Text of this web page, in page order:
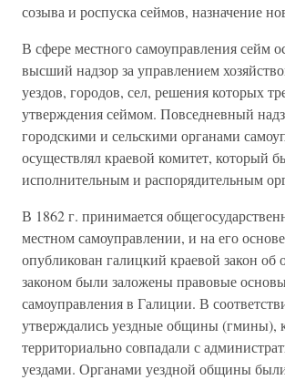
созыва и роспуска сеймов, назначение
В сфере местного самоуправления сейм
высший надзор за управлением
уездов, городов, сел, решения которых
утверждения сеймом. Повседневный
городскими и сельскими органами
осуществлял краевой комитет, который
исполнительным и распорядительным
В 1862 г. принимается
местном самоуправлении, и на его
опубликован галицкий краевой закон
законом были заложены правовые
самоуправления в Галиции. В
утверждались уездные общины (гмины),
территориально совпадали с
уездами. Органами уездной общины